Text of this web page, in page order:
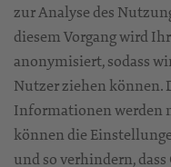
zur Analyse des
diesem Vorgang wird
anonymisiert, sodass
Nutzer ziehen können.
Informationen werden
können die
und so verhindern,